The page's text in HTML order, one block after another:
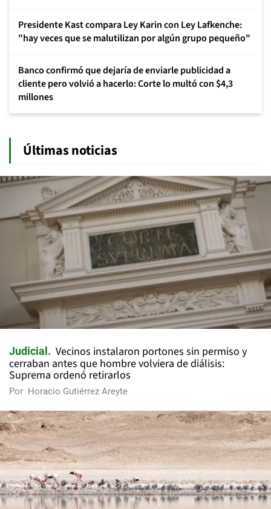
Presidente Kast compara Ley Karin con Ley Lafkenche:
"hay veces que se malutilizan por algún grupo pequeño"
Banco confirmó que dejaría de enviarle publicidad a
cliente pero volvió a hacerlo: Corte lo multó con $4,3
millones
Últimas noticias
Judicial
Vecinos instalaron portones sin permiso y
cerraban antes que hombre volviera de diálisis:
Suprema ordenó retirarlos
Por Horacio Gutiérrez Areyte